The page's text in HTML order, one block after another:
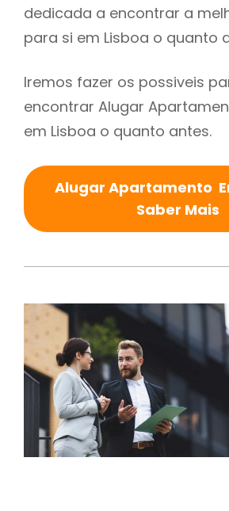
dedicada a encontrar a
para si em Lisboa o quanto
Iremos fazer os possiveis
encontrar Alugar
em Lisboa o quanto antes.
Alugar Apartamento
Saber Mais